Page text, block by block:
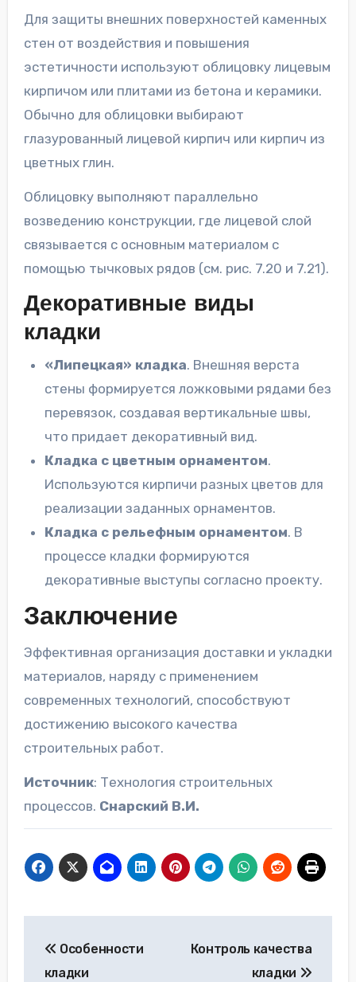
Для защиты внешних поверхностей каменных
стен от воздействия и повышения
эстетичности используют облицовку лицевым
кирпичом или плитами из бетона и керамики.
Обычно для облицовки выбирают
глазурованный лицевой кирпич или кирпич из
цветных глин.
Облицовку выполняют параллельно
возведению конструкции, где лицевой слой
связывается с основным материалом с
помощью тычковых рядов (см. рис. 7.20 и 7.21).
Декоративные виды
кладки
«Липецкая» кладка. Внешняя верста
стены формируется ложковыми рядами без
перевязок, создавая вертикальные швы,
что придает декоративный вид.
Кладка с цветным орнаментом.
Используются кирпичи разных цветов для
реализации заданных орнаментов.
Кладка с рельефным орнаментом. В
процессе кладки формируются
декоративные выступы согласно проекту.
Заключение
Эффективная организация доставки и укладки
материалов, наряду с применением
современных технологий, способствуют
достижению высокого качества
строительных работ.
Источник: Технология строительных
процессов. Снарский В.И.
по
Особенности
кладки
Контроль качества
кладки